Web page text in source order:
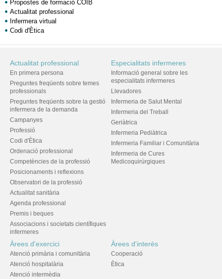
Propostes de formació COIB
Actualitat professional
Infermera virtual
Codi d'Ètica
Actualitat professional
En primera persona
Preguntes freqüents sobre temes
professionals
Preguntes freqüents sobre la gestió
infermera de la demanda
Campanyes
Professió
Codi d'Ètica
Ordenació professional
Competències de la professió
Posicionaments i reflexions
Observatori de la professió
Actualitat sanitària
Agenda professional
Premis i beques
Associacions i societats científiques
infermeres
Especialitats infermeres
Informació general sobre les
especialitats infermeres
Llevadores
Infermeria de Salut Mental
Infermeria del Treball
Geriàtrica
Infermeria Pediàtrica
Infermeria Familiar i Comunitària
Infermeria de Cures
Medicoquirúrgiques
Àrees d'exercici
Atenció primària i comunitària
Atenció hospitalària
Atenció intermèdia
Àrees d'interès
Cooperació
Ètica